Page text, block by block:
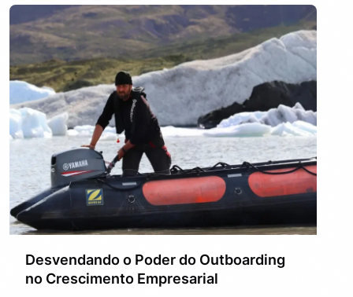
Desvendando o Poder do Outboarding
no Crescimento Empresarial